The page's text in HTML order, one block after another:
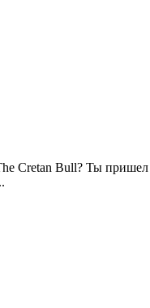
Cretan Bull? Ты